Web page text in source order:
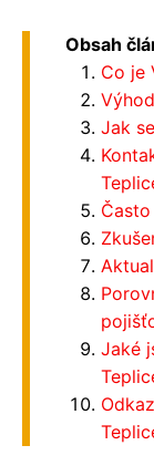
Obsah
Co je
Jak
Jaké